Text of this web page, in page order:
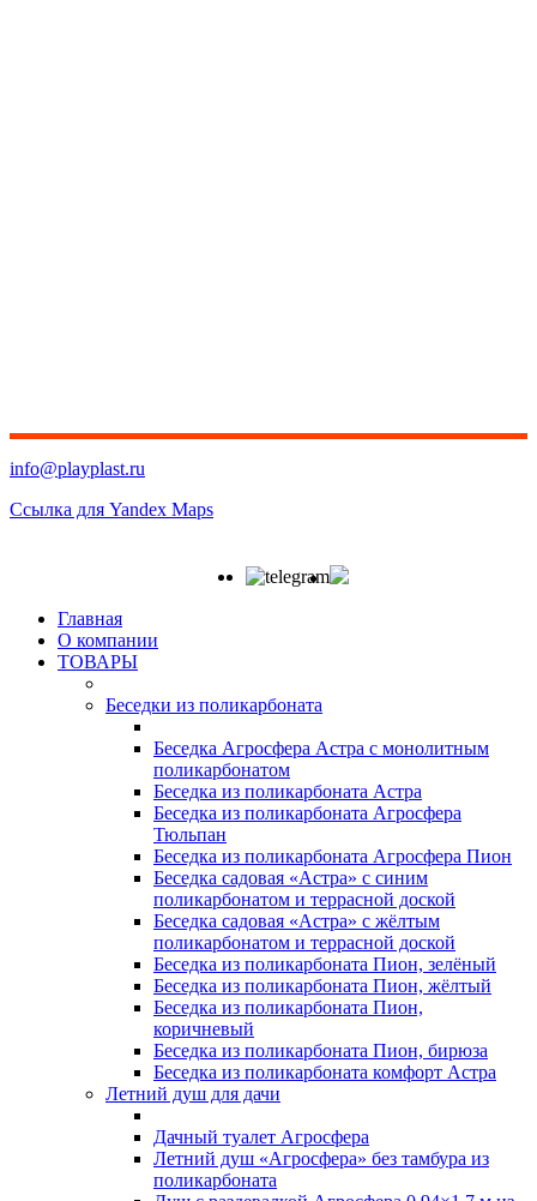
info@playplast.ru
Ссылка для Yandex Maps
Главная
О компании
ТОВАРЫ
Беседки из поликарбоната
Беседка Агросфера Астра с монолитным
поликарбонатом
Беседка из поликарбоната Астра
Беседка из поликарбоната Агросфера
Тюльпан
Беседка из поликарбоната Агросфера Пион
Беседка садовая «Астра» с синим
поликарбонатом и террасной доской
Беседка садовая «Астра» с жёлтым
поликарбонатом и террасной доской
Беседка из поликарбоната Пион, зелёный
Беседка из поликарбоната Пион, жёлтый
Беседка из поликарбоната Пион,
коричневый
Беседка из поликарбоната Пион, бирюза
Беседка из поликарбоната комфорт Астра
Летний душ для дачи
Дачный туалет Агросфера
Летний душ «Агросфера» без тамбура из
поликарбоната